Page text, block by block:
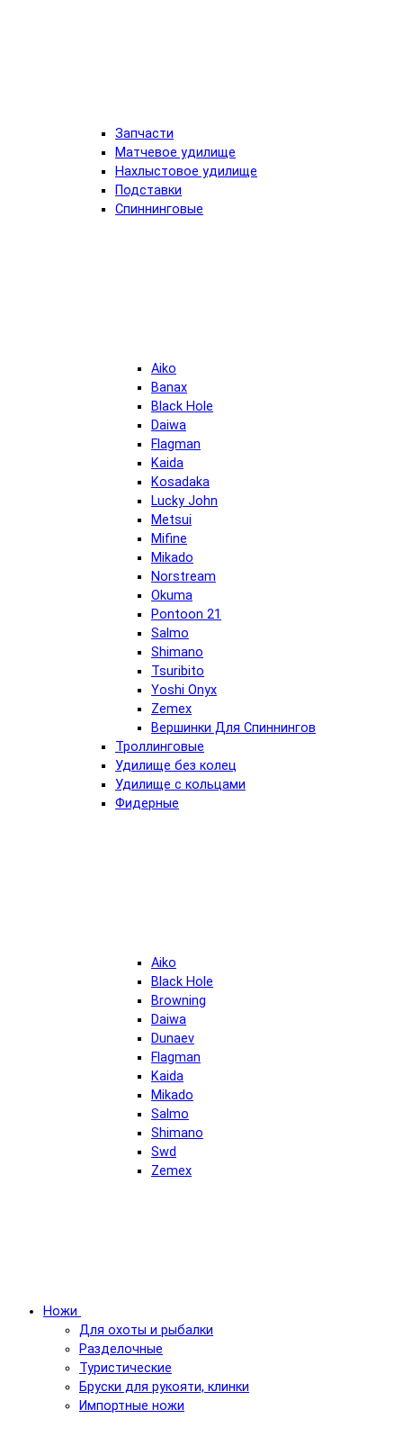
Запчасти
Матчевое удилище
Нахлыстовое удилище
Подставки
Спиннинговые
Aiko
Banax
Black Hole
Daiwa
Flagman
Kaida
Kosadaka
Lucky John
Metsui
Mifine
Mikado
Norstream
Okuma
Pontoon 21
Salmo
Shimano
Tsuribito
Yoshi Onyx
Zemex
Вершинки Для Спиннингов
Троллинговые
Удилище без колец
Удилище с кольцами
Фидерные
Aiko
Black Hole
Browning
Daiwa
Dunaev
Flagman
Kaida
Mikado
Salmo
Shimano
Swd
Zemex
Ножи
Для охоты и рыбалки
Разделочные
Туристические
Бруски для рукояти, клинки
Импортные ножи